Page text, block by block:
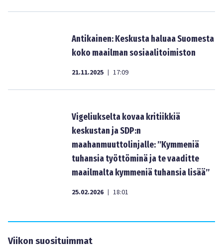
Antikainen: Keskusta haluaa Suomesta
koko maailman sosiaalitoimiston
21.11.2025 | 17:09
Vigeliukselta kovaa kritiikkiä
keskustan ja SDP:n
maahanmuuttolinjalle: ”Kymmeniä
tuhansia työttöminä ja te vaaditte
maailmalta kymmeniä tuhansia lisää”
25.02.2026 | 18:01
Viikon suosituimmat